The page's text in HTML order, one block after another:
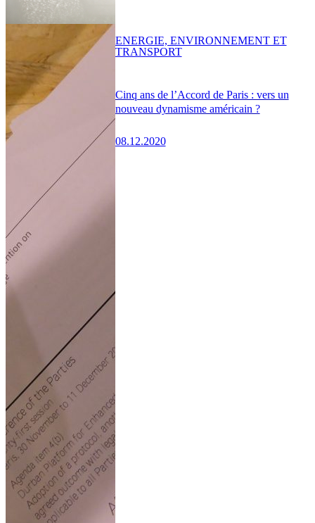
Cinq ans de l’Accord de Paris : vers un
nouveau dynamisme américain ?
08.12.2020
ENERGIE, ENVIRONNEMENT ET
TRANSPORT